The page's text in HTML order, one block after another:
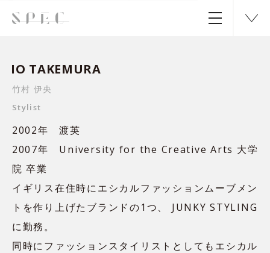
IO TAKEMURA
竹村 伊央
Stylist
2002年 渡英
2007年 University for the Creative Arts 大学
院 卒業
イギリス在住時にエシカルファッションムーブメン
トを作り上げたブランドの1つ、 JUNKY STYLING
に勤務。
同時にファッションスタイリストとしてもエシカル